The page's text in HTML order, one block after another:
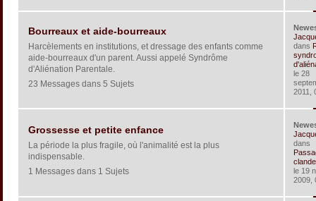
Bourreaux et aide-bourreaux
Harcèlements en institutions, et dressage des enfants comme
aide-bourreaux d'un parent. Aussi appelé Syndrôme
d'Aliénation Parentale.
23 Messages dans 5 Sujets
dans
le 28
2011,
Grossesse et petite enfance
La période la plus fragile, où l'animalité est la plus
indispensable.
1 Messages dans 1 Sujets
dans
le 19
2009,